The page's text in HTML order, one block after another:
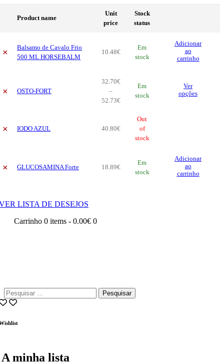
Product name
Unit
price
Stock
status
×
Balsamo de Cavalo Frio
500 ML HORSEBALM
10.48€
Em
stock
Adicionar
ao
carrinho
× OSTO-FORT
32.70€
–
52.73€Price
€
through
73€
Em
stock
Ver
opções
× IODO AZUL 40.80€
Out
of
stock
× GLUCOSAMINA Forte 18.89€
Em
stock
Adicionar
ao
carrinho
LISTA DE DESEJOS
Carrinho 0 items - 0.00€ 0
Pesquisar
por:
A minha lista